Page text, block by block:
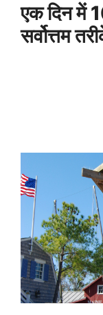
एक दिन में
सर्वोत्तम